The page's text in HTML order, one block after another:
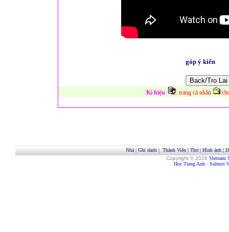
góp ý kiến
Kí hiệu: : trang cá nhân :
Nhà| Ghi danh| Thành Viên| Thơ| Hình ảnh|
Copyright © 2026 Vietnam
Hoc Tieng Anh - Submit